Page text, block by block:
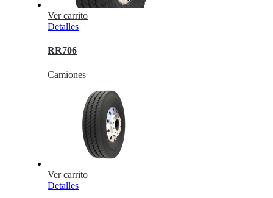
Ver carrito
Detalles
RR706
Camiones
Ver carrito
Detalles